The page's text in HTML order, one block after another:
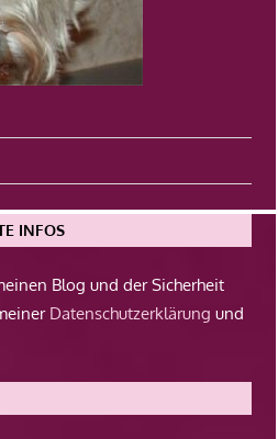
INFOS
Blog und der Sicherheit
Datenschutzerklärung und